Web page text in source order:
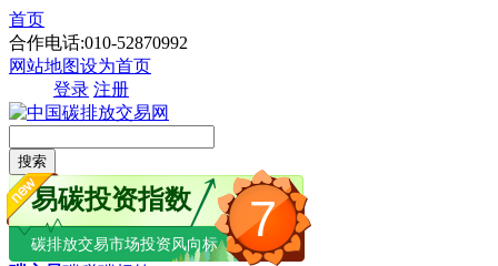
首页
合作电话:010-52870992
网站地图设为首页
登录 注册
搜索
7
易碳投资指数
碳排放交易市场投资风向标